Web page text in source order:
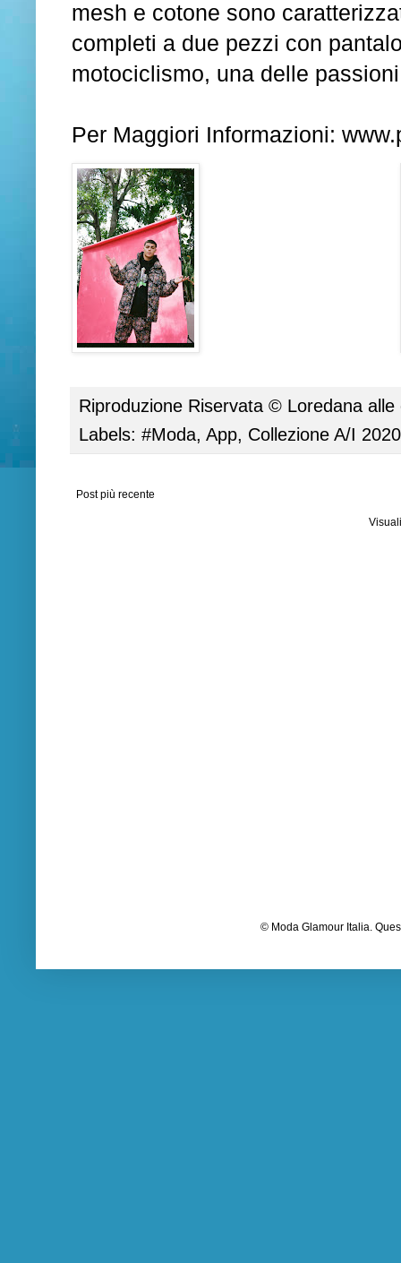
mesh e cotone sono
completi a due pezzi con
motociclismo, una delle
Per Maggiori Informazioni:
Riproduzione Riservata © Loredana
Labels: #Moda, App, Collezione A/I
Post più recente
© Moda Glamour Italia.